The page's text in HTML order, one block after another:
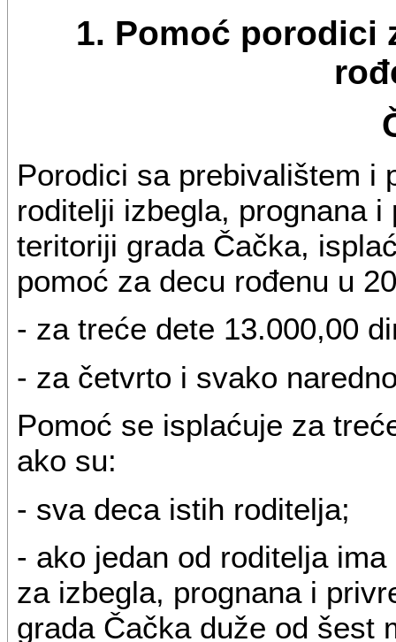
1. Pomoć porodici
Porodici sa prebivalištem i
roditelji izbegla, prognana
teritoriji grada Čačka,
pomoć za decu rođenu u
- za treće dete 13.000,00
- za četvrto i svako
Pomoć se isplaćuje za
ako su:
- sva deca istih roditelja;
- ako jedan od roditelja
za izbegla, prognana i
grada Čačka duže od šest